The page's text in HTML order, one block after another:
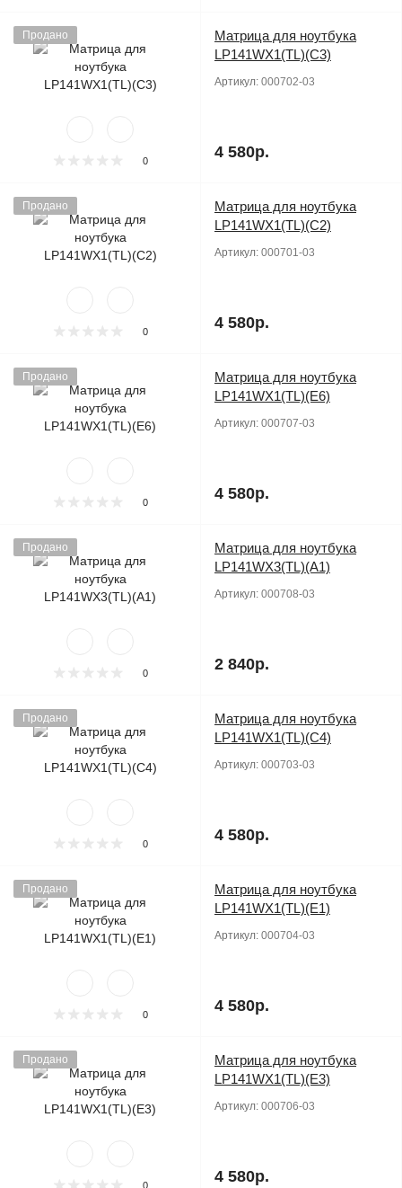
Продано
0
Матрица для ноутбука
LP141WX1(TL)(C3)
Артикул: 000702-03
4 580р.
Продано
0
Матрица для ноутбука
LP141WX1(TL)(C2)
Артикул: 000701-03
4 580р.
Продано
0
Матрица для ноутбука
LP141WX1(TL)(E6)
Артикул: 000707-03
4 580р.
Продано
0
Матрица для ноутбука
LP141WX3(TL)(A1)
Артикул: 000708-03
2 840р.
Продано
0
Матрица для ноутбука
LP141WX1(TL)(C4)
Артикул: 000703-03
4 580р.
Продано
0
Матрица для ноутбука
LP141WX1(TL)(E1)
Артикул: 000704-03
4 580р.
Продано
0
Матрица для ноутбука
LP141WX1(TL)(E3)
Артикул: 000706-03
4 580р.